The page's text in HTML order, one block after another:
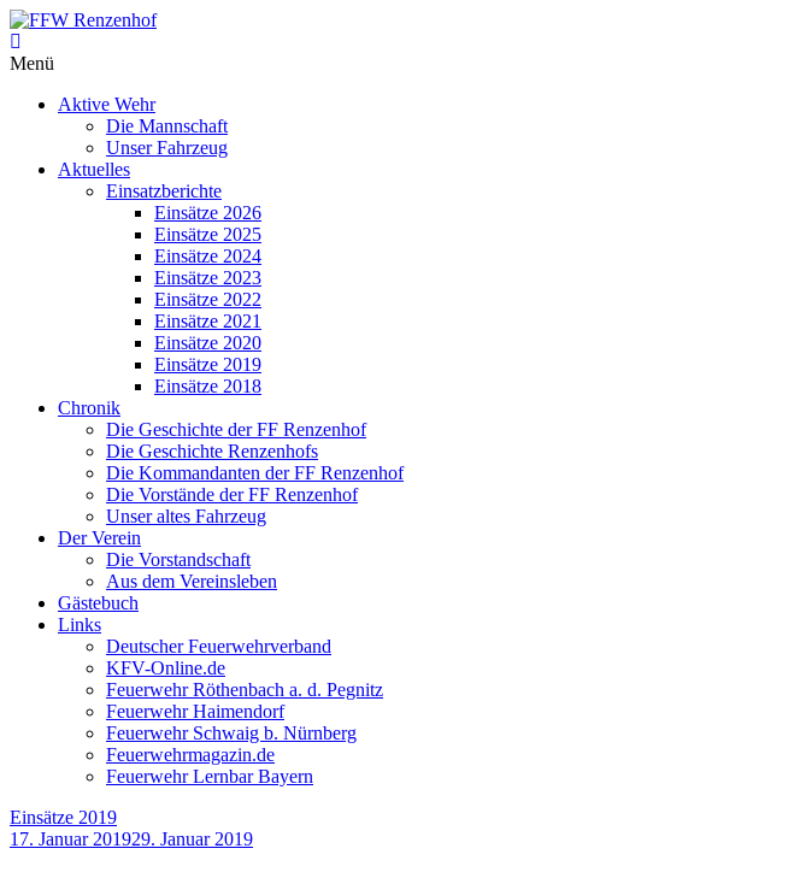
Zum
Inhalt
springen
FFW
Renzenhof
Löschen
Menü
Aktive Wehr
Die Mannschaft
Unser Fahrzeug
Aktuelles
Einsatzberichte
Einsätze 2026
Einsätze 2025
Einsätze 2024
Einsätze 2023
Einsätze 2022
Einsätze 2021
Einsätze 2020
Einsätze 2019
Einsätze 2018
Chronik
Die Geschichte der FF Renzenhof
Die Geschichte Renzenhofs
Die Kommandanten der FF Renzenhof
Die Vorstände der FF Renzenhof
Unser altes Fahrzeug
Der Verein
Die Vorstandschaft
Aus dem Vereinsleben
Gästebuch
Links
Deutscher Feuerwehrverband
KFV-Online.de
Feuerwehr Röthenbach a. d. Pegnitz
Feuerwehr Haimendorf
Feuerwehr Schwaig b. Nürnberg
Feuerwehrmagazin.de
Feuerwehr Lernbar Bayern
Einsätze 2019
17. Januar 201929. Januar 2019